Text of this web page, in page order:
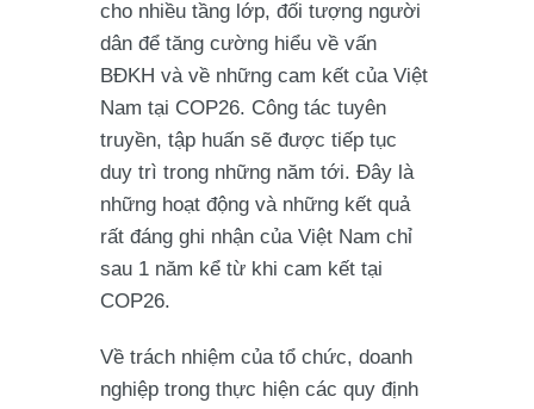
cho nhiều tầng lớp, đối tượng người
dân để tăng cường hiểu về vấn
BĐKH và về những cam kết của Việt
Nam tại COP26. Công tác tuyên
truyền, tập huấn sẽ được tiếp tục
duy trì trong những năm tới. Đây là
những hoạt động và những kết quả
rất đáng ghi nhận của Việt Nam chỉ
sau 1 năm kể từ khi cam kết tại
COP26.
Về trách nhiệm của tổ chức, doanh
nghiệp trong thực hiện các quy định